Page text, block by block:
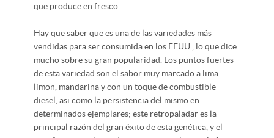
que produce en fresco.
Hay que saber que es una de las variedades más
vendidas para ser consumida en los EEUU , lo que dice
mucho sobre su gran popularidad. Los puntos fuertes
de esta variedad son el sabor muy marcado a lima
limon, mandarina y con un toque de combustible
diesel, asi como la persistencia del mismo en
determinados ejemplares; este retropaladar es la
principal razón del gran éxito de esta genética, y el